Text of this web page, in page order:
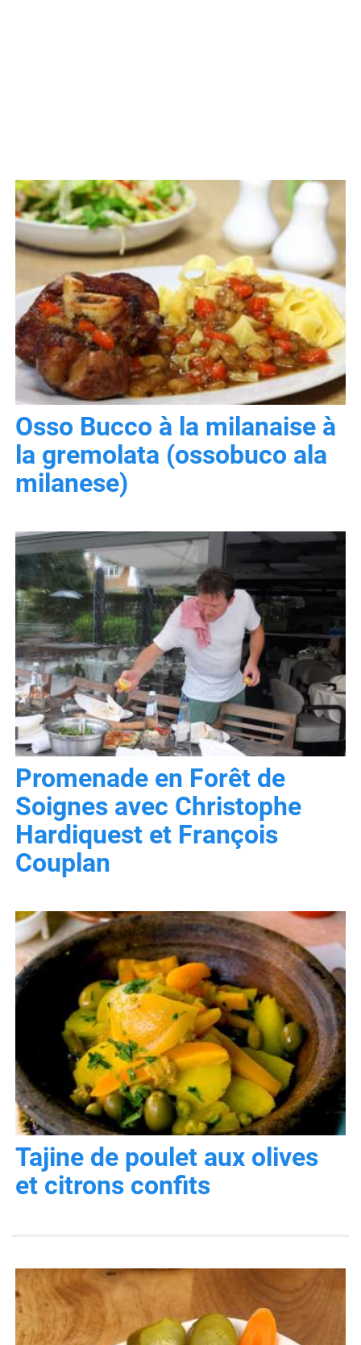
Osso Bucco à la milanaise à
la gremolata (ossobuco ala
milanese)
Promenade en Forêt de
Soignes avec Christophe
Hardiquest et François
Couplan
Tajine de poulet aux olives
et citrons confits